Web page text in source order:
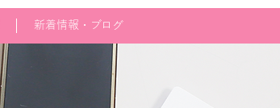
新着情報・ブログ